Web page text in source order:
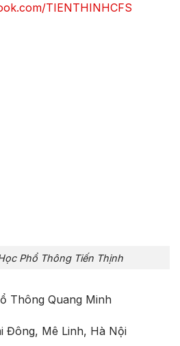
TIENTHINHCFS
Phổ Thông Tiến Thịnh
Thông Quang Minh
Đông, Mê Linh, Hà Nội